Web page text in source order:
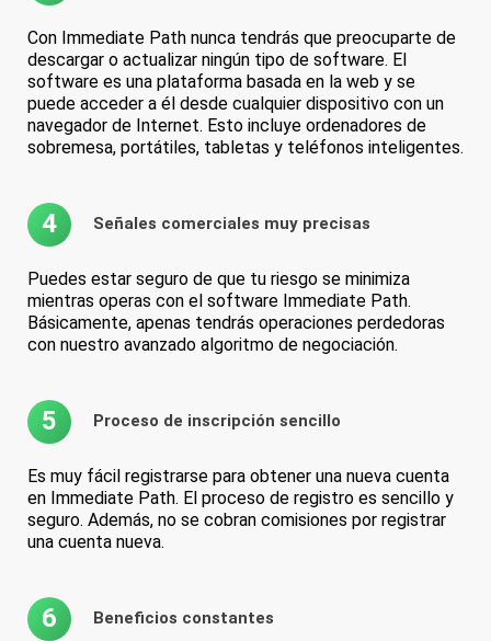
Con Immediate Path nunca tendrás que preocuparte de
descargar o actualizar ningún tipo de software. El
software es una plataforma basada en la web y se
puede acceder a él desde cualquier dispositivo con un
navegador de Internet. Esto incluye ordenadores de
sobremesa, portátiles, tabletas y teléfonos inteligentes.
4 Señales comerciales muy precisas
Puedes estar seguro de que tu riesgo se minimiza
mientras operas con el software Immediate Path.
Básicamente, apenas tendrás operaciones perdedoras
con nuestro avanzado algoritmo de negociación.
5 Proceso de inscripción sencillo
Es muy fácil registrarse para obtener una nueva cuenta
en Immediate Path. El proceso de registro es sencillo y
seguro. Además, no se cobran comisiones por registrar
una cuenta nueva.
6 Beneficios constantes